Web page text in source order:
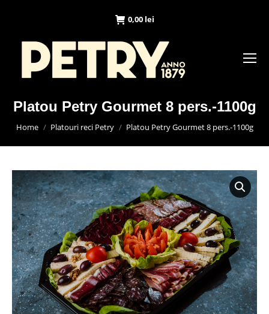
0,00 lei
Platou Petry Gourmet 8 pers.-1100g
You are here:
Home Platouri reci Petry Platou Petry Gourmet 8 pers.-1100g